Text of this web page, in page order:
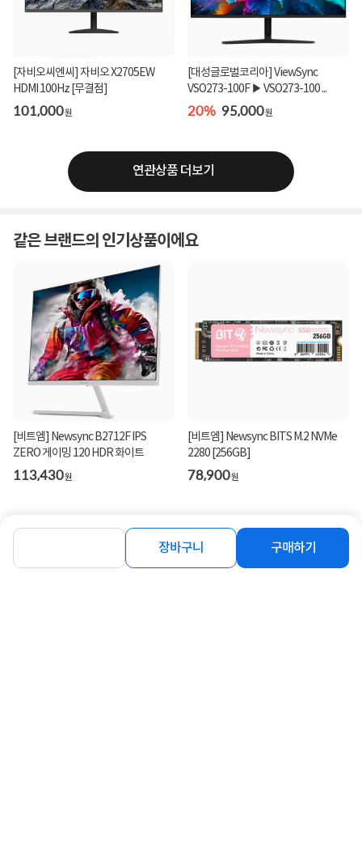
장바구니 구매하기
[자비오씨엔씨] 자비오 X2705EW
HDMI 100Hz [무결점]
101,000원
[대성글로벌코리아] ViewSync
VSO273-100F ▶ VSO273-100 ...
20% 95,000원
연관상품 더보기
같은 브랜드의 인기상품이에요
[비트엠] Newsync B2712F IPS
ZERO 게이밍 120 HDR 화이트
113,430원
[비트엠] Newsync BITS M.2 NVMe
2280 [256GB]
78,900원